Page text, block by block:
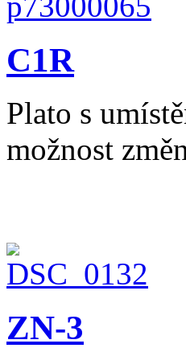
C1R
Plato s
možnost
ZN-3